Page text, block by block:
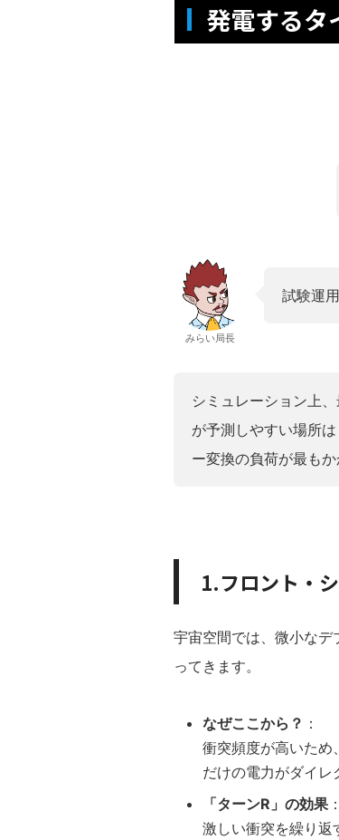
発電するタ
みらい局長
試験運
シミュレーション上
が予測しやすい場所
ー変換の負荷が最もか
1.フロント・
宇宙空間では、微小な
ってきます。
なぜここから？ ：
衝突頻度が高いため
だけの電力がダイレ
「ターンR」の効果 ：
激しい衝突を繰り返